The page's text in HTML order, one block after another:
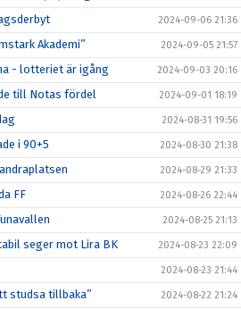
2024-09-06 21:36
Akademi” 2024-09-05 21:57
- lotteriet är igång 2024-09-03 20:16
till Notas fördel 2024-09-01 18:19
2024-08-31 19:56
i 90+5 2024-08-30 21:38
2024-08-29 21:33
FF 2024-08-26 22:44
2024-08-25 21:13
seger mot Lira BK 2024-08-23 22:09
2024-08-23 21:44
studsa tillbaka” 2024-08-22 21:24